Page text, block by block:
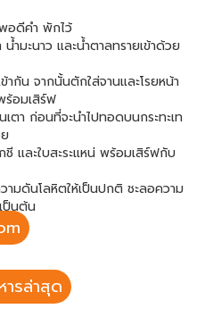
อดีคำ พักไว้
ำมะนาว และน้ำตาลทรายเข้าด้วย
ากัน จากนั้นตักใส่จานและโรยหน้า
อมเสิร์ฟ
ตา ก่อนที่จะนำไปทอดบนกระทะเท
และใบสะระแหน่ พร้อมเสิร์ฟกับ
มดันโลหิตให้เป็นปกติ ชะลอความ
ป็นต้น
รล่าสุด